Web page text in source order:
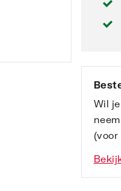
Wil
(voor